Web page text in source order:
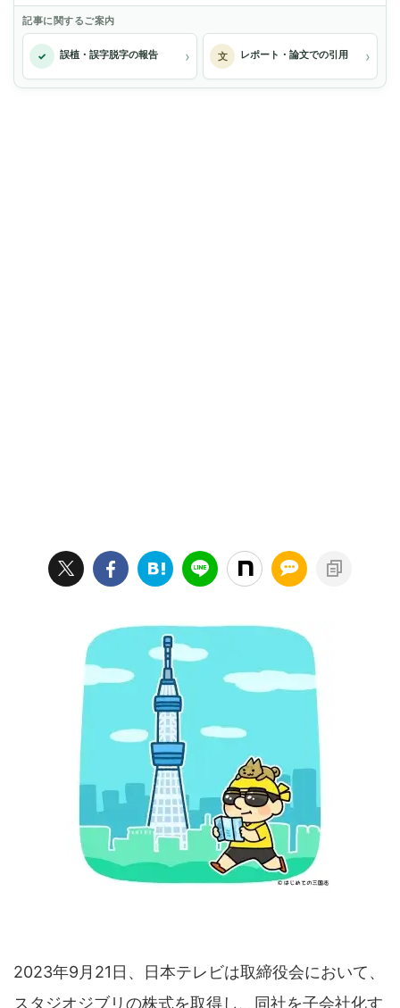
記事に関するご案内
✓ 誤植・誤字脱字の報告 › 文 レポート・論文での引用 ›
2023年9月21日、日本テレビは取締役会において、
スタジオジブリの株式を取得し、同社を子会社化す